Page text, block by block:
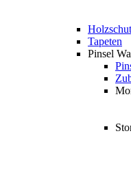
Tapeten
Pinsel